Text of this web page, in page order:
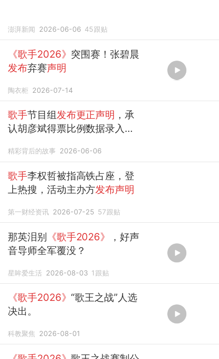
澎湃新闻 2026-06-06 45跟贴
《歌手2026》 突围赛！张碧晨
发布弃赛声明
陶衣柜 2026-07-14
歌手节目组发布更正声明 ，承
认胡彦斌得票比例数据录入有
精彩背后的故事 2026-06-06
歌手李权哲被指高铁占座，登
上热搜，活动主办方发布声明
第一财经资讯 2026-07-25 57跟贴
那英泪别 《歌手2026》
，好声
音导师全军覆没？
星眸爱生活 2026-08-03 1 跟贴
《歌手2026》 “歌王之战”人选
决出。
科教聚焦 2026-08-01